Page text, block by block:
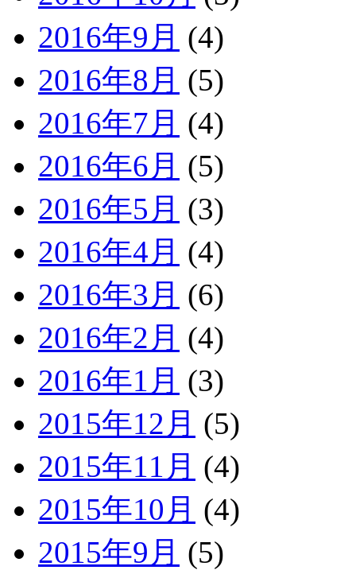
2016年9月 (4)
2016年8月 (5)
2016年7月 (4)
2016年6月 (5)
2016年5月 (3)
2016年4月 (4)
2016年3月 (6)
2016年2月 (4)
2016年1月 (3)
2015年12月 (5)
2015年11月 (4)
2015年10月 (4)
2015年9月 (5)